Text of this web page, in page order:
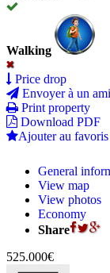
Walking
Price drop
Envoyer à un ami
Print property
Download PDF
Ajouter au favoris
General
View map
View photos
Economy
Share
525.000€